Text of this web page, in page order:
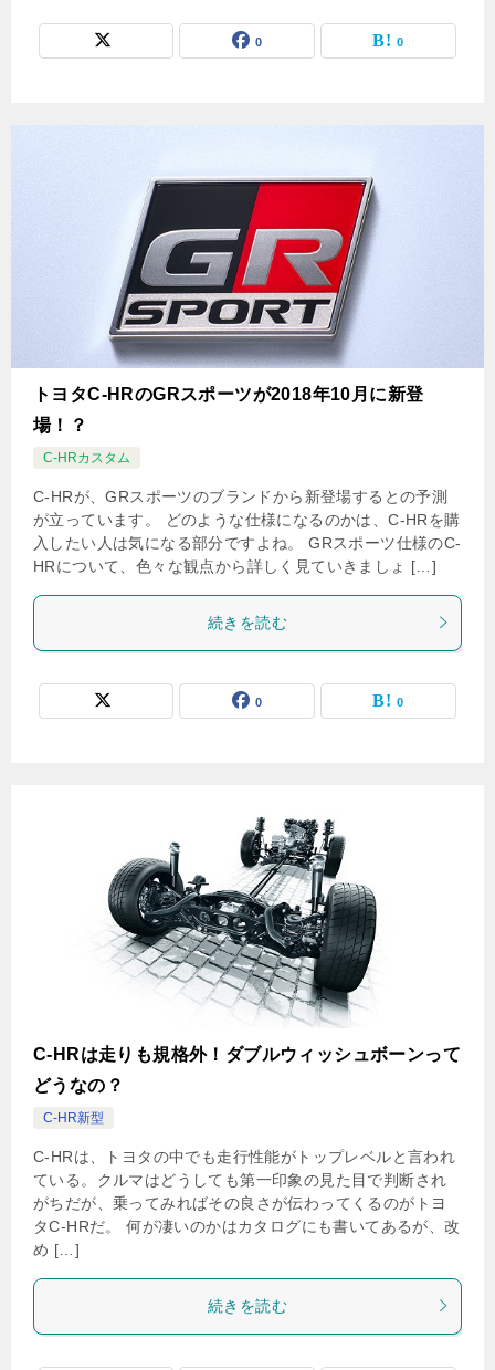
0 0
トヨタC-HRのGRスポーツが2018年10月に新登
場！？
C-HRカスタム
C-HRが、GRスポーツのブランドから新登場するとの予測
が立っています。 どのような仕様になるのかは、C-HRを購
入したい人は気になる部分ですよね。 GRスポーツ仕様のC-
HRについて、色々な観点から詳しく見ていきましょ […]
続きを読む
0 0
C-HRは走りも規格外！ダブルウィッシュボーンって
どうなの？
C-HR新型
C-HRは、トヨタの中でも走行性能がトップレベルと言われ
ている。クルマはどうしても第一印象の見た目で判断され
がちだが、乗ってみればその良さが伝わってくるのがトヨ
タC-HRだ。 何が凄いのかはカタログにも書いてあるが、改
め […]
続きを読む